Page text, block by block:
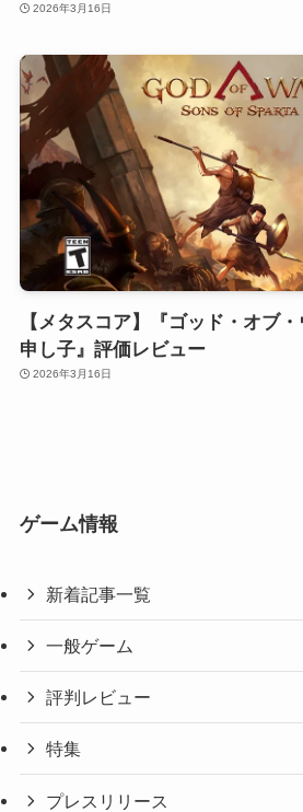
2026年3月16日
【メタスコア】『ゴッド・オブ
申し子』評価レビュー
2026年3月16日
ゲーム情報
新着記事一覧
一般ゲーム
評判レビュー
特集
プレスリリース